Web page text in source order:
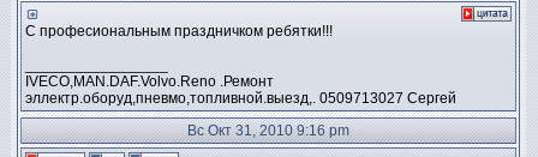
С професиональным праздничком ребятки!!!
IVECO,MAN.DAF.Volvo.Reno .Ремонт
эллектр.оборуд,пневмо,топливной.выезд,. 0509713027 Сергей
Вс Окт 31, 2010 9:16 pm